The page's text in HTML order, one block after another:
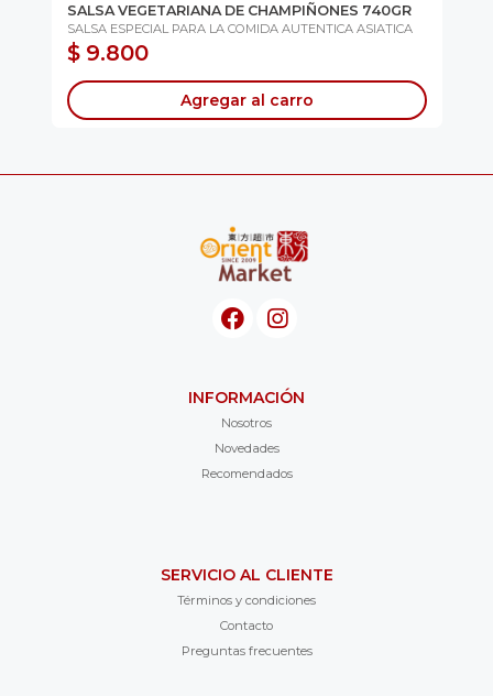
SALSA VEGETARIANA DE CHAMPIÑONES 740GR
SALSA ESPECIAL PARA LA COMIDA AUTENTICA ASIATICA
$ 9.800
Agregar al carro
INFORMACIÓN
Nosotros
Novedades
Recomendados
SERVICIO AL CLIENTE
Términos y condiciones
Contacto
Preguntas frecuentes